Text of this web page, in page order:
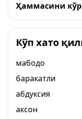
Ҳаммасини
Кўп хато
мабодо
баракатли
абдуксия
аксон